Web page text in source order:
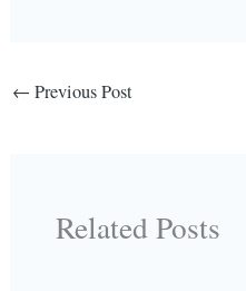
← Previous Post
Related Posts